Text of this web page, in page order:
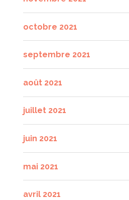
octobre 2021
septembre 2021
août 2021
juillet 2021
juin 2021
mai 2021
avril 2021